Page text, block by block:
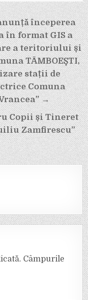
începerea
în format GIS a
a teritoriului și
TÂMBOEŞTI,
stații de
Comuna
→
Copii și Tineret
Zamfirescu”
Câmpurile